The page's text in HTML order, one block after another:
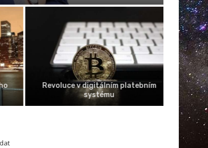
Revoluce v digitálním platebním
systému
Unikátní